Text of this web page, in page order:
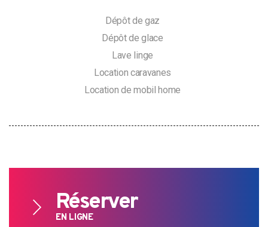
Dépôt de gaz
Dépôt de glace
Lave linge
Location caravanes
Location de mobil home
Réserver
EN LIGNE